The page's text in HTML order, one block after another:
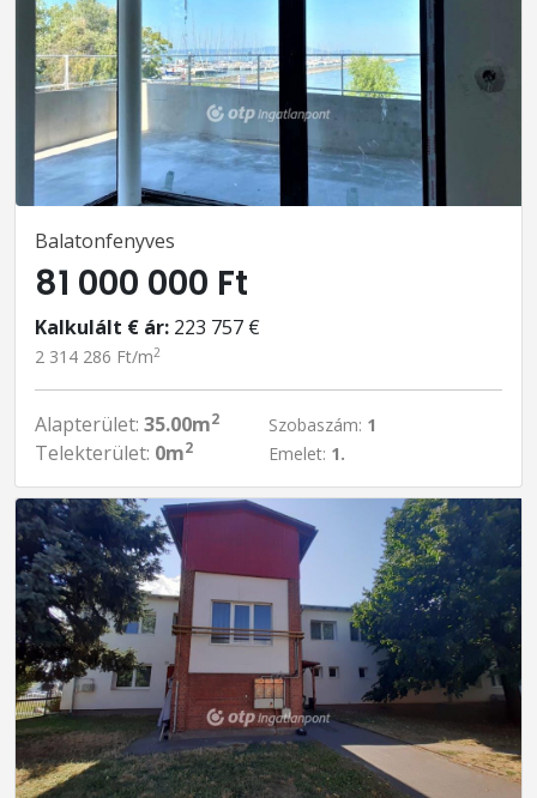
Balatonfenyves
81 000 000 Ft
Kalkulált € ár: 223 757 €
2 314 286 Ft/m2
Alapterület: 35.00m2
Telekterület: 0m2
Szobaszám: 1
Emelet: 1.